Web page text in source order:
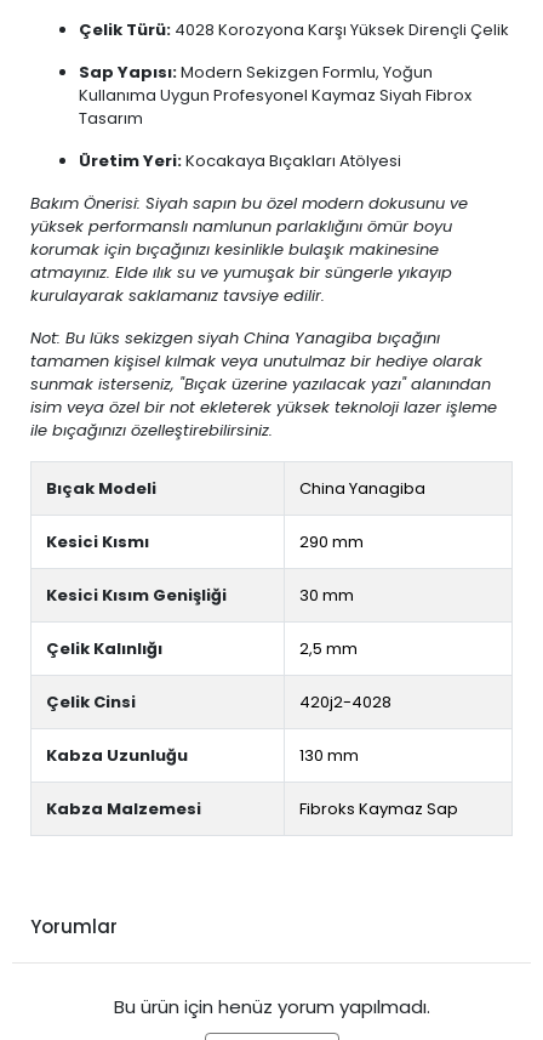
Çelik Türü: 4028 Korozyona Karşı Yüksek Dirençli Çelik
Sap Yapısı:Modern Sekizgen Formlu, Yoğun
Kullanıma Uygun Profesyonel Kaymaz Siyah Fibrox
Tasarım
Üretim Yeri:Kocakaya Bıçakları Atölyesi
Bakım Önerisi: Siyah sapın bu özel modern dokusunu ve
yüksek performanslı namlunun parlaklığını ömür boyu
korumak için bıçağınızı kesinlikle bulaşık makinesine
atmayınız. Elde ılık su ve yumuşak bir süngerle yıkayıp
kurulayarak saklamanız tavsiye edilir.
Not: Bu lüks sekizgen siyah China Yanagiba bıçağını
tamamen kişisel kılmak veya unutulmaz bir hediye olarak
sunmak isterseniz, "Bıçak üzerine yazılacak yazı" alanından
isim veya özel bir not ekleterek yüksek teknoloji lazer işleme
ile bıçağınızı özelleştirebilirsiniz.
Bıçak Modeli China Yanagiba
Kesici Kısmı 290 mm
Kesici Kısım Genişliği 30 mm
Çelik Kalınlığı 2,5 mm
Çelik Cinsi 420j2-4028
Kabza Uzunluğu 130 mm
Kabza Malzemesi Fibroks Kaymaz Sap
Yorumlar
Bu ürün için henüz yorum yapılmadı.